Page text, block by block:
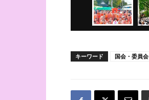
キーワード 国会・委員会